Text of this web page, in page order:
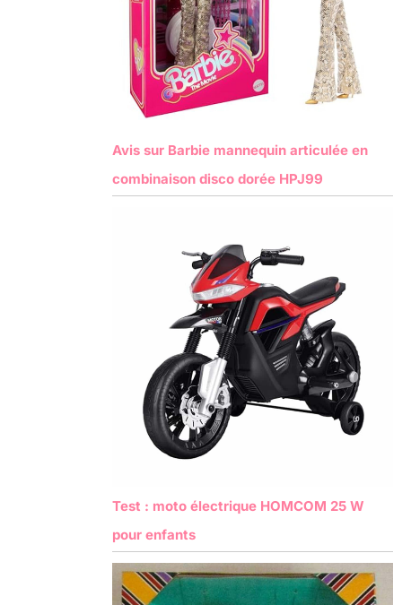
Avis sur Barbie mannequin articulée en
combinaison disco dorée HPJ99
Test : moto électrique HOMCOM 25 W
pour enfants